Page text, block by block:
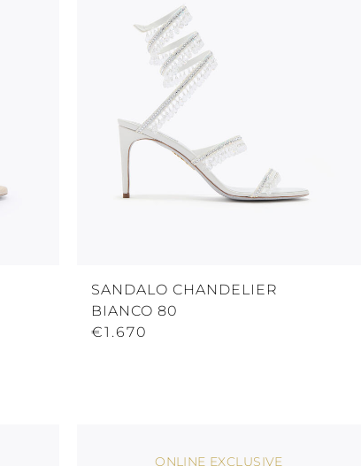
SANDALO CHANDELIER
BIANCO 80
€1.670
ONLINE EXCLUSIVE